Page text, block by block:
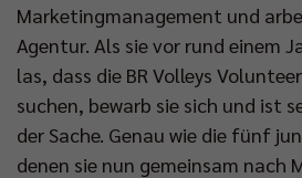
Marketingmanagement und
Agentur. Als sie vor rund einem
las, dass die BR Volleys
suchen, bewarb sie sich und ist
der Sache. Genau wie die fünf
denen sie nun gemeinsam nach